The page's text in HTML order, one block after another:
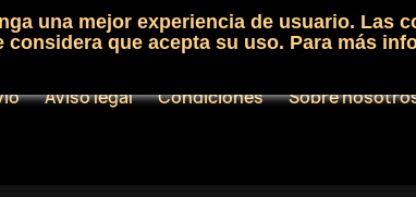
Aviso legal Condiciones
Sobre
una mejor experiencia de usuario. Las
que acepta su uso. Para más